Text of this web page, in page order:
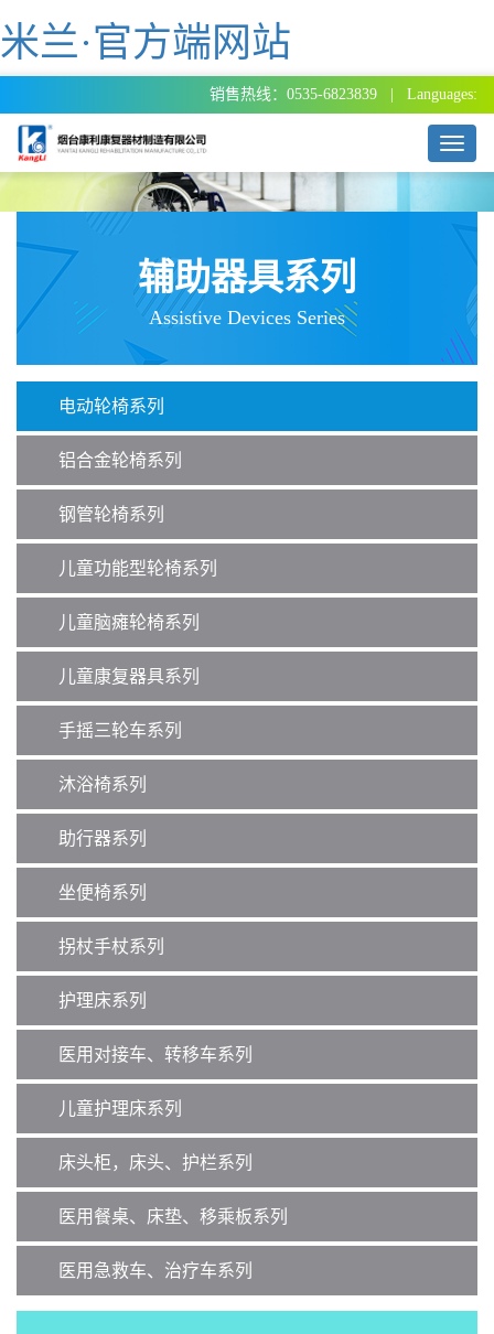
米兰·官方端网站
销售热线：0535-6823839 | Languages:
T
o
g
i
g
i
辅助器具系列
Assistive Devices Series
电动轮椅系列
铝合金轮椅系列
钢管轮椅系列
儿童功能型轮椅系列
儿童脑瘫轮椅系列
儿童康复器具系列
手摇三轮车系列
沐浴椅系列
助行器系列
坐便椅系列
拐杖手杖系列
护理床系列
医用对接车、转移车系列
儿童护理床系列
床头柜，床头、护栏系列
医用餐桌、床垫、移乘板系列
医用急救车、治疗车系列